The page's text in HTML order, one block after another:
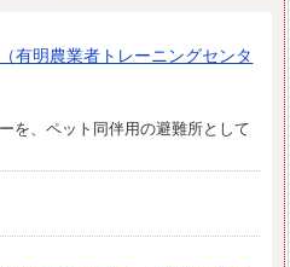
有明農業者トレーニングセンタ
を、ペット同伴用の避難所として